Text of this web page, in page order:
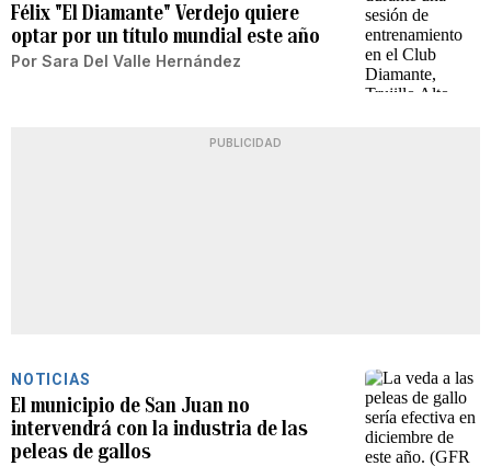
Félix "El Diamante" Verdejo quiere
optar por un título mundial este año
Por Sara Del Valle Hernández
PUBLICIDAD
NOTICIAS
El municipio de San Juan no
intervendrá con la industria de las
peleas de gallos